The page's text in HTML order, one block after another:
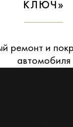
КЛЮЧ»
ремонт и
автомобиля